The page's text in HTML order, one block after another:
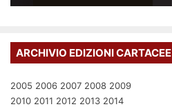
ARCHIVIO EDIZIONI CARTACEE
2005 2006 2007 2008 2009
2010 2011 2012 2013 2014